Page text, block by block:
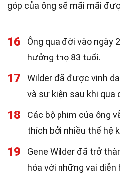
góp của ông sẽ mãi mãi
16
Ông qua đời vào ngày
hưởng thọ 83 tuổi.
17
Wilder đã được vinh
và sự kiện sau khi qua
18
Các bộ phim của ông
thích bởi nhiều thế hệ
19
Gene Wilder đã trở
hóa với những vai